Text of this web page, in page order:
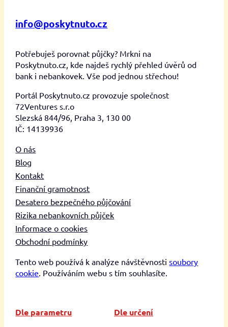
info@poskytnuto.cz
Potřebuješ porovnat půjčky? Mrkni na
Poskytnuto.cz, kde najdeš rychlý přehled úvěrů od
bank i nebankovek. Vše pod jednou střechou!
Portál Poskytnuto.cz provozuje společnost
72Ventures s.r.o
Slezská 844/96, Praha 3, 130 00
IČ: 14139936
O nás
Blog
Kontakt
Finanční gramotnost
Desatero bezpečného půjčování
Rizika nebankovních půjček
Informace o cookies
Obchodní podmínky
Tento web používá k analýze návštěvnostisoubory
cookie . Používáním webu s tím souhlasíte.
Dle parametru Dle určení